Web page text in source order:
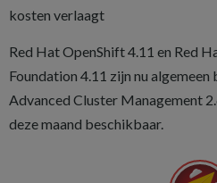
kosten verlaagt
Red Hat OpenShift 4.11 en Red
Foundation 4.11 zijn nu
Advanced Cluster Management
deze maand beschikbaar.